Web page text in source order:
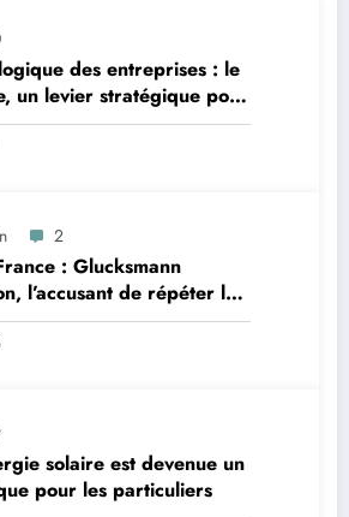
des entreprises : le
un levier stratégique pour
bretons
2
: Glucksmann
l’accusant de répéter les
Poutine
solaire est devenue un
pour les particuliers